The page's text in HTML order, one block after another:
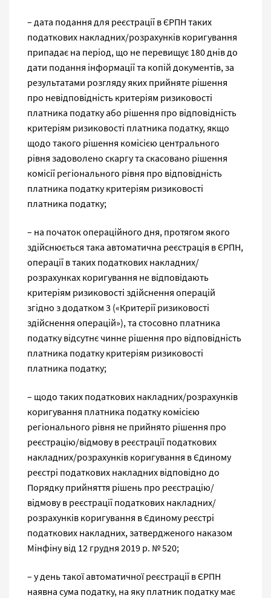
– дата подання для реєстрації в ЄРПН таких
податкових накладних/розрахунків коригування
припадає на період, що не перевищує 180 днів до
дати подання інформації та копій документів, за
результатами розгляду яких прийняте рішення
про невідповідність критеріям ризиковості
платника податку або рішення про відповідність
критеріям ризиковості платника податку, якщо
щодо такого рішення комісією центрального
рівня задоволено скаргу та скасовано рішення
комісії регіонального рівня про відповідність
платника податку критеріям ризиковості
платника податку;
– на початок операційного дня, протягом якого
здійснюється така автоматична реєстрація в ЄРПН,
операції в таких податкових накладних/
розрахунках коригування не відповідають
критеріям ризиковості здійснення операцій
згідно з додатком 3 («Критерії ризиковості
здійснення операцій»), та стосовно платника
податку відсутнє чинне рішення про відповідність
платника податку критеріям ризиковості
платника податку;
– щодо таких податкових накладних/розрахунків
коригування платника податку комісією
регіонального рівня не прийнято рішення про
реєстрацію/відмову в реєстрації податкових
накладних/розрахунків коригування в Єдиному
реєстрі податкових накладних відповідно до
Порядку прийняття рішень про реєстрацію/
відмову в реєстрації податкових накладних/
розрахунків коригування в Єдиному реєстрі
податкових накладних, затвердженого наказом
Мінфіну від 12 грудня 2019 р. № 520;
– у день такої автоматичної реєстрації в ЄРПН
наявна сума податку, на яку платник податку має